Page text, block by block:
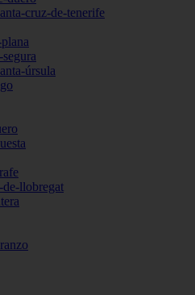
cruz-de-tenerife
úrsula
llobregat